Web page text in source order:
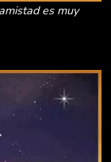
es muy